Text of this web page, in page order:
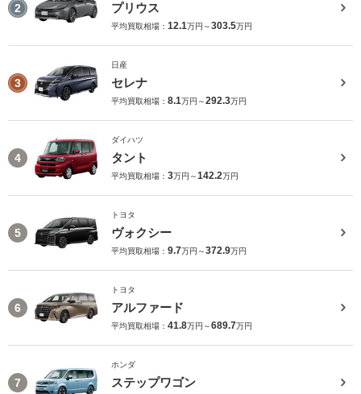
2 プリウス
平均買取相場： 12.1万円～303.5万円
3
日産
セレナ
平均買取相場： 8.1万円～292.3万円
4
ダイハツ
タント
平均買取相場： 3万円～142.2万円
5
トヨタ
ヴォクシー
平均買取相場： 9.7万円～372.9万円
6
トヨタ
アルファード
平均買取相場： 41.8万円～689.7万円
7
ホンダ
ステップワゴン